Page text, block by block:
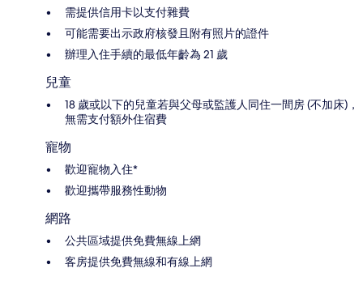
需提供信用卡以支付雜費
可能需要出示政府核發且附有照片的證件
辦理入住手續的最低年齡為 21 歲
兒童
18 歲或以下的兒童若與父母或監護人同住一間房 (不加床)，
無需支付額外住宿費
寵物
歡迎寵物入住*
歡迎攜帶服務性動物
網路
公共區域提供免費無線上網
客房提供免費無線和有線上網